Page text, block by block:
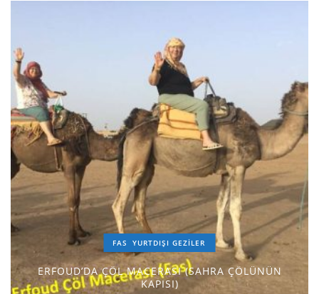
FAS YURTDIŞI GEZILER
ERFOUD’DA ÇÖL MACERASI (SAHRA ÇÖLÜNÜN
KAPISI)